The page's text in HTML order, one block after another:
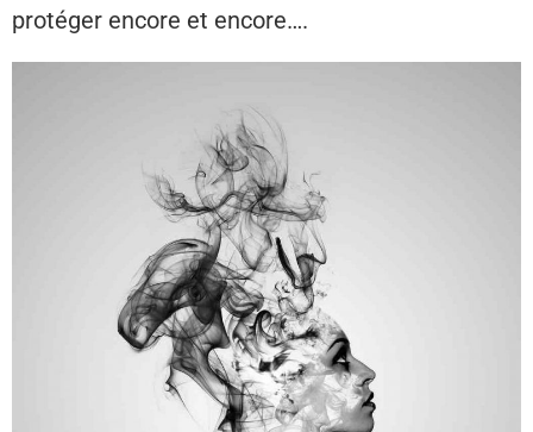
protéger encore et encore….